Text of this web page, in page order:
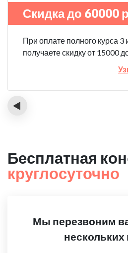
Скидка до 60000
При оплате полного курса
получаете скидку от 15000
‹
Бесплатная
круглосуточно
Мы перезвоним
нескольких